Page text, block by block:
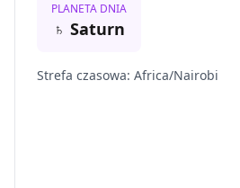
PLANETA DNIA
♄ Saturn
Strefa czasowa: Africa/Nairobi